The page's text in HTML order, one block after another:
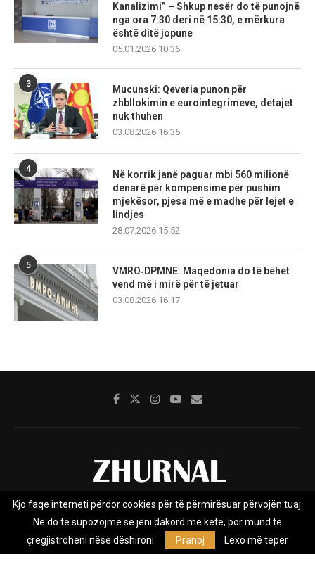
Kanalizimi” – Shkup nesër do të punojnë
nga ora 7:30 deri në 15:30, e mërkura
është ditë jopune
05.01.2026 10:36
3
Mucunski: Qeveria punon për
zhbllokimin e eurointegrimeve, detajet
nuk thuhen
03.08.2026 16:35
4
Në korrik janë paguar mbi 560 milionë
denarë për kompensime për pushim
mjekësor, pjesa më e madhe për lejet e
lindjes
28.07.2026 15:52
5
VMRO‑DPMNE: Maqedonia do të bëhet
vend më i mirë për të jetuar
03.08.2026 16:17
Rreth nesh Impresumi Marketing
Privacy Policy
Zhurnal.mk është Agjenci e Lajmeve e pavarur, e themeluar në vitin
Kjo faqe interneti përdor cookies për të përmirësuar përvojën tuaj.
Ne do të supozojmë se jeni dakord me këtë, por mund të
çregjistroheni nëse dëshironi.
Pranoj Lexo më tepër